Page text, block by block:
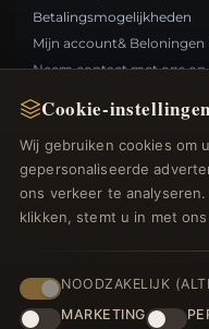
Cookie-instellingen
Wij gebruiken cookies om
gepersonaliseerde
ons verkeer te
klikken, stemt u in met
NOODZAKELIJK
MARKETING
Betalingsmogelijkheden
Mijn account& Beloningen
Neem contact met ons op
Nieuwe producten
Specials
Blog
Inloggen